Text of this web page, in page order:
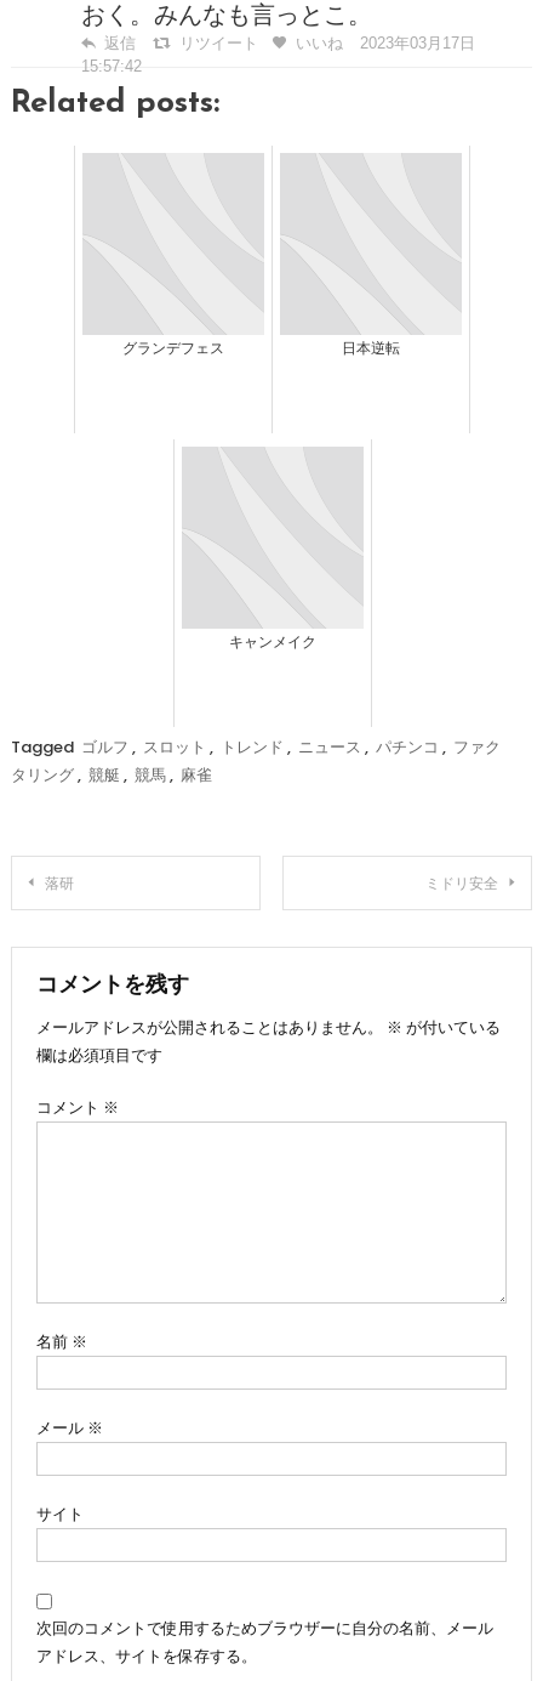
おく。みんなも言っとこ。
返信 リツイート いいね
2023年03月17日
15:57:42
Related posts:
グランデフェス 日本逆転
キャンメイク
Tagged ゴルフ , スロット , トレンド , ニュース , パチンコ , ファク
タリング, 競艇 , 競馬, 麻雀
投
ナ
ビ
ゲ
落研 ミドリ安全
コメントを残す
メールアドレスが公開されることはありません。
※ が付いている
欄は必須項目です
コメント ※
名前 ※
メール ※
サイト
次回のコメントで使用するためブラウザーに自分の名前、メール
アドレス、サイトを保存する。